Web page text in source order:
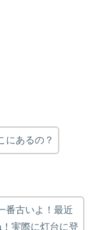
にあるの？
番古いよ！最近
実際に灯台に登